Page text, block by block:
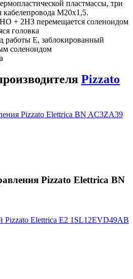
пластмассы, три
кабелепровода M20x1,5.
+ 2НЗ перемещается соленоидом
головка
работы E, заблокированный
соленоидом
Pizzato
Pizzato Elettrica BN